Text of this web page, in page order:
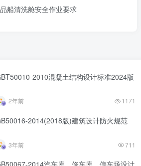
船清洗舱安全作业要求
2010混凝土结构设计标准2024版
2年前 1171
2014(2018版)建筑设计防火规范
3年前 711